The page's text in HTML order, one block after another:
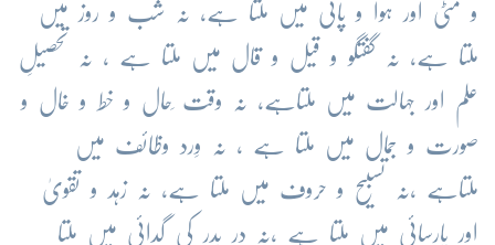
و مٹی اور ہوا و پانی میں ملتا ہے، نہ شب و روز میں
ملتا ہے، نہ گفتگو و قیل و قال میں ملتا ہے ، نہ تحصیلِ
علم اور جہالت میں ملتاہے، نہ وقت ِحال و خط و خال و
صورت و جمال میں ملتا ہے ، نہ وِرد وظائف میں
ملتاہے ،نہ تسبیح و حروف میں ملتا ہے، نہ زہد و تقویٰ
اور پارسائی میں ملتا ہے ،نہ در بدر کی گدائی میں ملتا